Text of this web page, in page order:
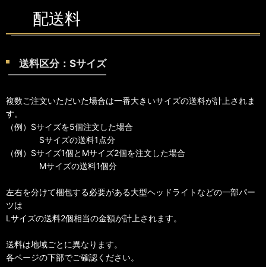
配送料
送料区分：Sサイズ
複数ご注文いただいた場合は一番大きいサイズの送料が計上されま
す。
（例）Sサイズを5個注文した場合
Sサイズの送料1点分
（例）Sサイズ1個とMサイズ2個を注文した場合
Mサイズの送料1個分
左右を分けて梱包する必要がある大型ヘッドライトなどの一部パー
ツは
Lサイズの送料2個相当の金額が計上されます。
送料は地域ごとに異なります。
各ページの下部でご確認ください。